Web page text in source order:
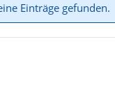
Einträge gefunden.